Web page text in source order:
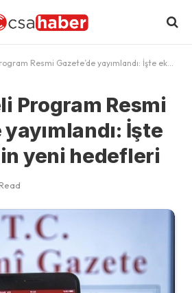
Resmi Gazete’de yayımlandı: İşte ekonominin yeni hedefleri
Program Resmi
yayımlandı: İşte
yeni hedefleri